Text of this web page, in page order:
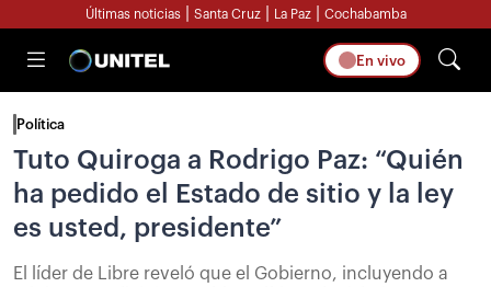
Últimas noticias Santa Cruz La Paz Cochabamba
En vivo
Política
Tuto Quiroga a Rodrigo Paz: “Quién
ha pedido el Estado de sitio y la ley
es usted, presidente”
El líder de Libre reveló que el Gobierno, incluyendo a